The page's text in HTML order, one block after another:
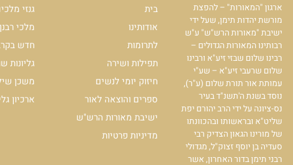
ארגון "המאורות" – להפצת
מורשת יהדות תימן, שעל ידי
ישיבת "מאורות הרש"ש" ע"ש
רבותינו המאורות הגדולים –
רבינו שלום שבזי זיע"א ורבינו
שלום שרעבי זיע"א – שע"י
עמותת אור תורת שלום (ע"ר),
נוסד בשנת ה'תשנ"ד בעיר
נס-ציונה על ידי הרב יהורם יפת
שליט"א ובראשותו ובהכוונתו
של מורינו הגאון הצדיק רבי
סעדיה בן יוסף זצוק"ל, מגדולי
רבני תימן בדור האחרון, אשר
בית
אודותינו
לתרומות
תפילות ושירה
חיזוק יומי לנשים
ספרים והוצאה לאור
ישיבת מאורות הרש"ש
מדיניות פרטיות
גנזי
מלכי רבנן
חדש
גליונות
משכן
ארכיון